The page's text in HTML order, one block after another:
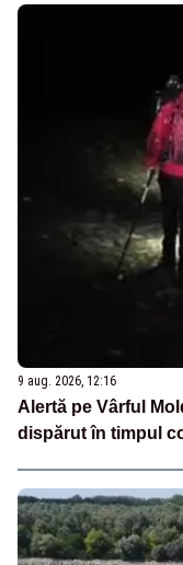
9 aug. 2026, 12:16
Alertă pe Vârful
dispărut în timpul